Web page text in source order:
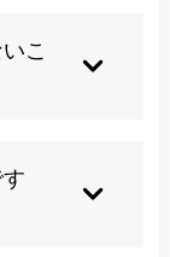
で早めに相
こ